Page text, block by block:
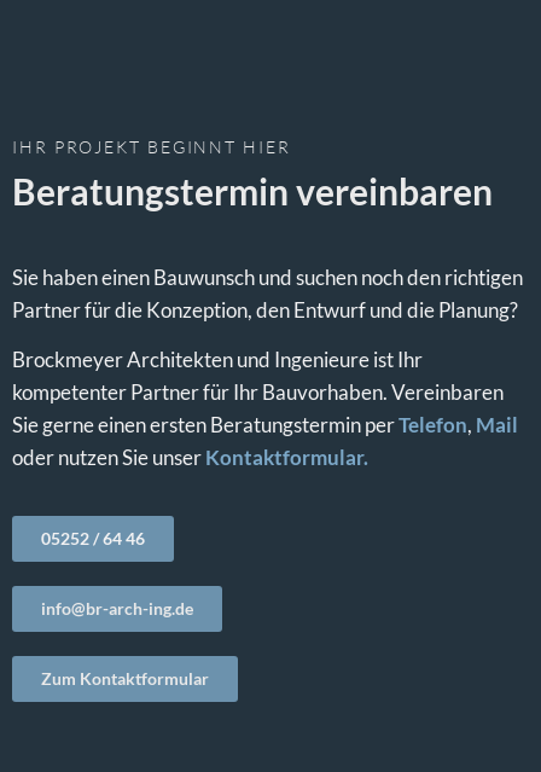
IHR PROJEKT BEGINNT HIER
Beratungstermin vereinbaren
Sie haben einen Bauwunsch und suchen noch den richtigen
Partner für die Konzeption, den Entwurf und die Planung?
Brockmeyer Architekten und Ingenieure ist Ihr
kompetenter Partner für Ihr Bauvorhaben. Vereinbaren
Sie gerne einen ersten Beratungstermin perTelefon, Mail
oder nutzen Sie unserKontaktformular.
05252 / 64 46
info@br-arch-ing.de
Zum Kontaktformular